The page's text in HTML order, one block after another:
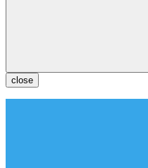
close